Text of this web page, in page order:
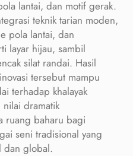
lantai, dan motif gerak.
teknik tarian moden,
pola lantai, dan
layar hijau, sambil
silat randai. Hasil
tersebut mampu
terhadap khalayak
dramatik
ruang baharu bagi
seni tradisional yang
dan global.